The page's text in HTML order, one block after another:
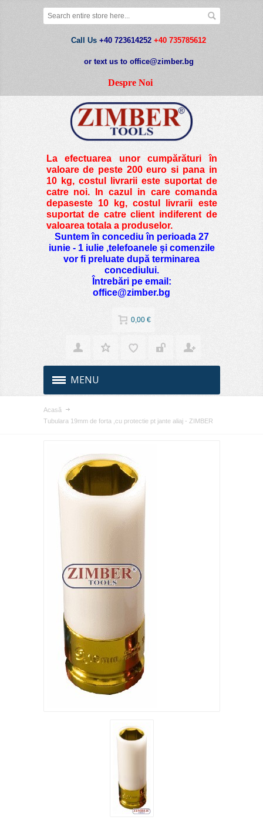
Call Us +40 723614252 +40 735785612
or text us to office@zimber.bg
Despre Noi
La efectuarea unor cumpărături în
valoare de peste200 euro si pana in
10 kg, costul livrarii este suportat de
catre noi. In cazul in care comanda
depaseste 10 kg, costul livrarii este
suportat de catre client indiferent de
valoarea totala a produselor.
Suntem în concediu în perioada 27
iunie - 1 iulie ,telefoanele și comenzile
vor fi preluate după terminarea
concediului.
Întrebări pe email:
office@zimber.bg
0,00 €
MENU
Acasă
Tubulara 19mm de forta ,cu protectie pt jante aliaj - ZIMBER